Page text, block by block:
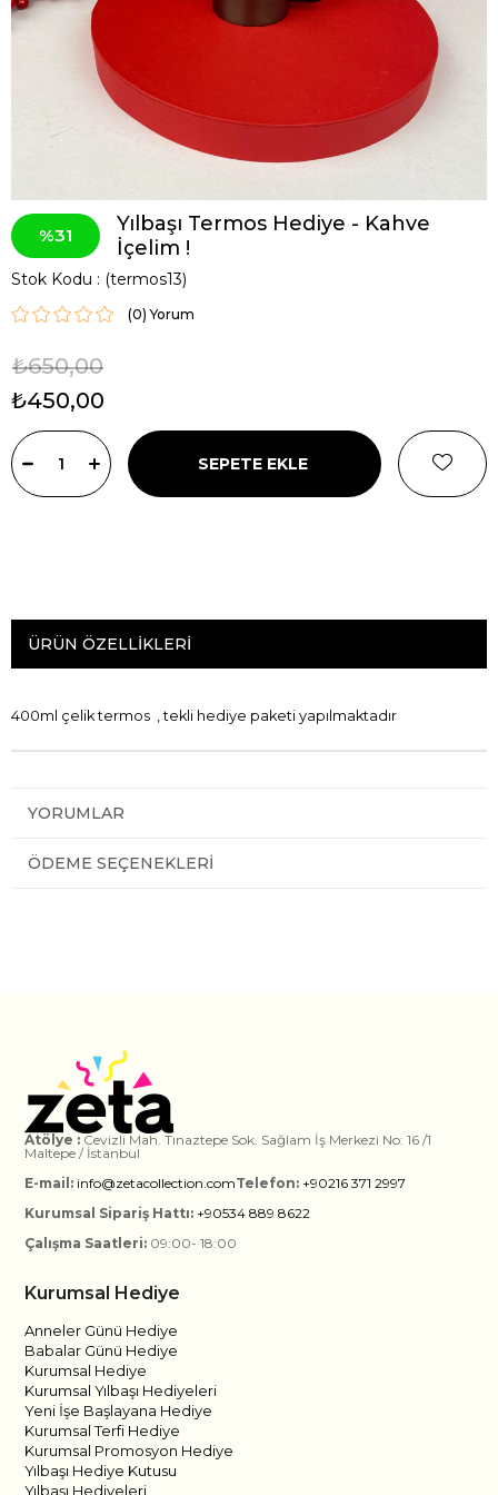
31
Yılbaşı Termos Hediye - Kahve
İçelim !
Stok Kodu (termos13)
(0)
₺650,00
₺450,00
ÜRÜN ÖZELLIKLERI
400ml çelik termos , tekli hediye paketi yapılmaktadır
YORUMLAR
ÖDEME SEÇENEKLERI
Atölye :Cevizli Mah. Tınaztepe Sok. Sağlam İş Merkezi No: 16 /1
Maltepe / İstanbul
E-mail: info@zetacollection.comTelefon: +90216 371 2997
Kurumsal Sipariş Hattı: +90534 889 8622
Çalışma Saatleri: 09:00- 18:00
Kurumsal Hediye
Anneler Günü Hediye
Babalar Günü Hediye
Kurumsal Hediye
Kurumsal Yılbaşı Hediyeleri
Yeni İşe Başlayana Hediye
Kurumsal Terfi Hediye
Kurumsal Promosyon Hediye
Yılbaşı Hediye Kutusu
Yılbaşı Hediyeleri